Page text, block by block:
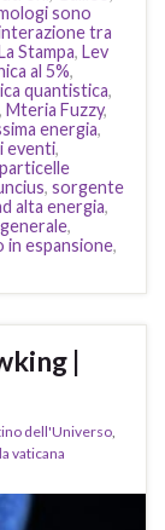
sono
tra
Stampa, Lev
al 5%,
quantistica,
, Mteria Fuzzy,
energia,
eventi,
particelle
, sorgente
alta energia,
,
in espansione,
|
dell'Universo,
vaticana